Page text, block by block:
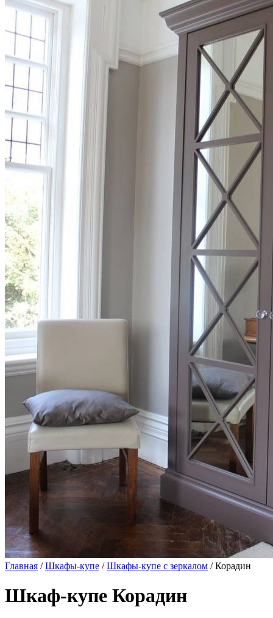
Главная /Шкафы-купе /Шкафы-купе с зеркалом / Корадин
Шкаф-купе Корадин